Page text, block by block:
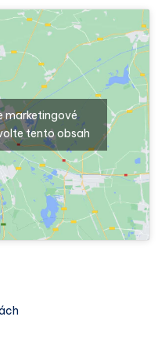
marketingové
tento obsah